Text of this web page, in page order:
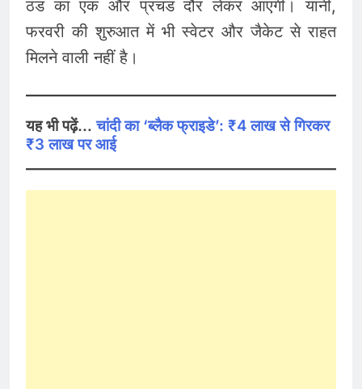
ठंड का एक और प्रचंड दौर लेकर आएंगी। यानी,
फरवरी की शुरुआत में भी स्वेटर और जैकेट से राहत
मिलने वाली नहीं है।
यह भी पढ़ें…चांदी का ‘ब्लैक फ्राइडे’: ₹4 लाख से गिरकर
₹3 लाख पर आई